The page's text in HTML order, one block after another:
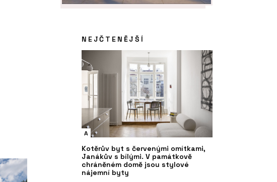
NEJČTENĚJŠÍ
A
Kotěrův byt s červenými omítkami,
Janákův s bílými. V památkově
chráněném domě jsou stylové
nájemní byty